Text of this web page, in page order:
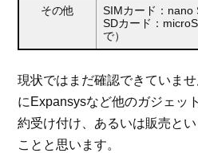
その他
SIMカード：nano
SDカード：
で）
現状ではまだ確認できていま
にExpansysなど他のガジェッ
約受け付け、あるいは販売と
ことと思います。